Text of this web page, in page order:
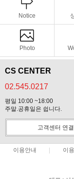
Notice
Photo
CS CENTER
02.545.0217
평일 10:00 ~18:00
주말.공휴일은 쉽니다.
고객센터 연결
이용안내 이